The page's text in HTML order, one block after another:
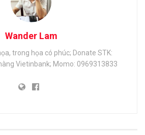
Wander Lam
trong họa có phúc; Donate STK:
Vietinbank; Momo: 0969313833